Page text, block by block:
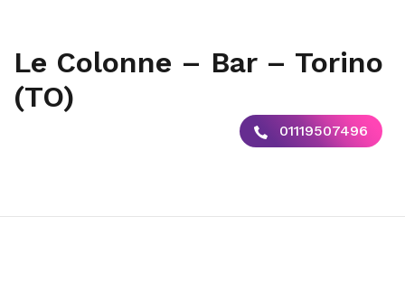
Le Colonne – Bar – Torino
(TO)
01119507496